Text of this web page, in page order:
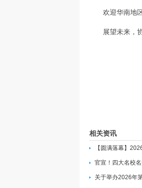
欢迎华南地
展望未来，
相关资讯
【圆满落幕】
官宣！四大名校
关于举办2026年